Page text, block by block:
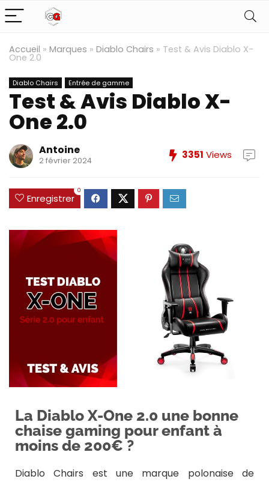
Accueil » Marques » Diablo Chairs » Test & Avis Diablo X-
One 2.0
Diablo Chairs Entrée de gamme
Test & Avis Diablo X-
One 2.0
Antoine
2 février 2024 3351 Views
Enregistrer
0
La Diablo X-One 2.0 une bonne
chaise gaming pour enfant à
moins de 200€ ?
Diablo Chairs est une marque polonaise de